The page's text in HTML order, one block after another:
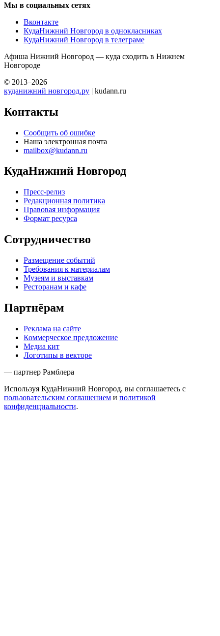
Мы в социальных сетях
Вконтакте
КудаНижний Новгород в однокласниках
КудаНижний Новгород в телеграме
Афиша Нижний Новгород — куда сходить в Нижнем
Новгороде
© 2013–2026
куданижний новгород.ру | kudann.ru
Контакты
Сообщить об ошибке
Наша электронная почта
mailbox@kudann.ru
КудаНижний Новгород
Пресс-релиз
Редакционная политика
Правовая информация
Формат ресурса
Сотрудничество
Размещение событий
Требования к материалам
Музеям и выставкам
Ресторанам и кафе
Партнёрам
Реклама на сайте
Коммерческое предложение
Медиа кит
Логотипы в векторе
— партнер Рамблера
Используя КудаНижний Новгород, вы соглашаетесь с
пользовательским соглашением и политикой
конфиденциальности.